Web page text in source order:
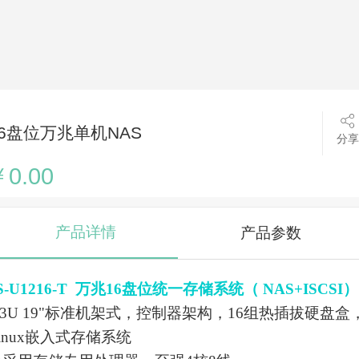
盘位万兆单机NAS 分享
0.00
产品详情 产品参数
U1216-T 万兆16盘位统一存储系统（ NAS+ISCSI）
3U 19"标准机架式，控制器架构， 16组热插拔硬盘盒
嵌入式存储系统